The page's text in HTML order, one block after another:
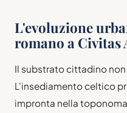
L'evoluzione
romano a Civitas
Il substrato cittadino
L'insediamento celtico
impronta nella